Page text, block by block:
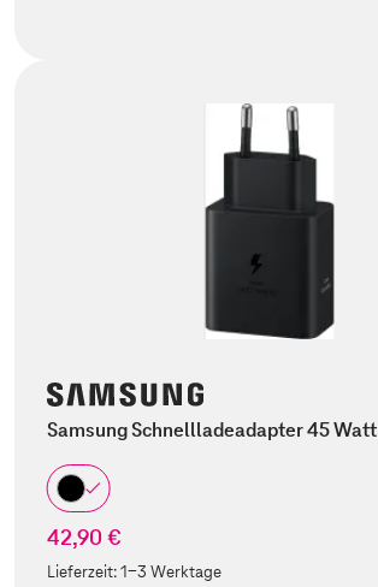
Samsung Schnellladeadapter 45 Watt
42,90 €
Lieferzeit:1-3 Werktage